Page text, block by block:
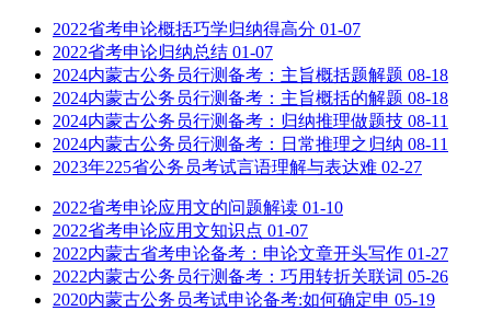
2022省考申论概括巧学归纳得高分 01-07
2022省考申论归纳总结 01-07
2024内蒙古公务员行测备考：主旨概括题解题 08-18
2024内蒙古公务员行测备考：主旨概括的解题 08-18
2024内蒙古公务员行测备考：归纳推理做题技 08-11
2024内蒙古公务员行测备考：日常推理之归纳 08-11
2023年225省公务员考试言语理解与表达难 02-27
2022省考申论应用文的问题解读 01-10
2022省考申论应用文知识点 01-07
2022内蒙古省考申论备考：申论文章开头写作 01-27
2022内蒙古公务员行测备考：巧用转折关联词 05-26
2020内蒙古公务员考试申论备考:如何确定申 05-19